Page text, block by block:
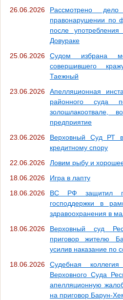
26.06.2026
Рассмотрено
правонарушении по
после
Довураке
25.06.2026
Судом избрана
совершившего
Таежный
23.06.2026
Апелляционная
районного суда
золошлакоотвале,
предприятие
23.06.2026
Верховный Суд РТ
кредитному спору
22.06.2026
Ловим рыбу и
18.06.2026
Игра в лапту
18.06.2026
ВС РФ защитил
господдержки в
здравоохранения в
18.06.2026
Верховный суд
приговор жителю
усилив наказание по
18.06.2026
Судебная
Верховного Суда
апелляционную
на приговор Барун-